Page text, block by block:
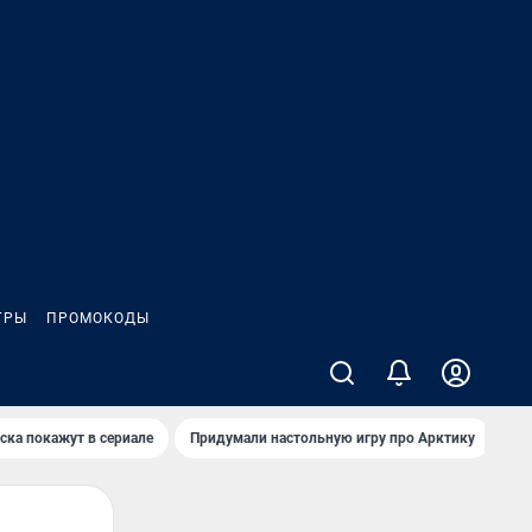
ПРОМОКОДЫ
покажут в сериале Придумали настольную игру про Арктику